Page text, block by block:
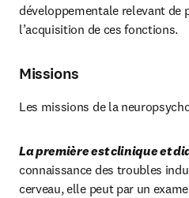
développementale relevant de
l’acquisition de ces fonctions.
Missions
Les missions de la
La première est clinique et
connaissance des troubles
cerveau, elle peut par un